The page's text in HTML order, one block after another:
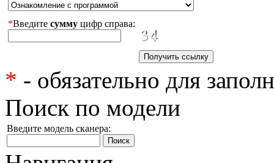
*Введите сумму цифр справа:
* - обязательно для
Поиск по модели
Введите модель сканера: